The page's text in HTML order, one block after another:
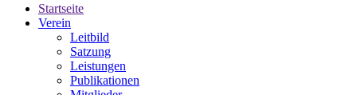
Startseite
Verein
Leitbild
Satzung
Leistungen
Publikationen